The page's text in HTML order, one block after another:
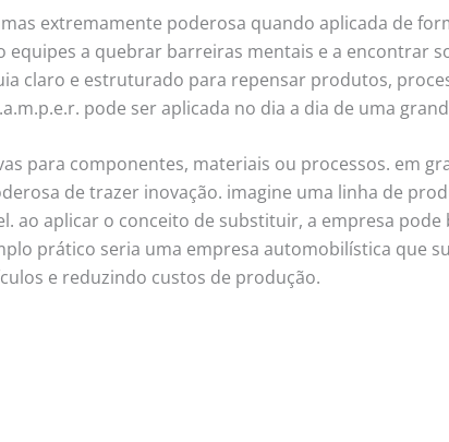
extremamente poderosa quando aplicada de
a quebrar barreiras mentais e a encontrar
claro e estruturado para repensar produtos,
pode ser aplicada no dia a dia de uma
para componentes, materiais ou processos. em
de trazer inovação. imagine uma linha de
ao aplicar o conceito de substituir, a empresa pode
prático seria uma empresa automobilística que
e reduzindo custos de produção.